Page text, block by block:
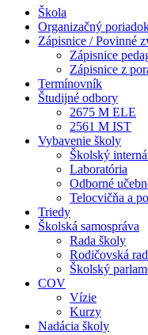
Škola
Organizačný
Zápisnice / Povinné
Zápisnice
Zápisnice z
Termínovník
Študijné odbory
2675 M ELE
2561 M IST
Vybavenie školy
Školský
Laboratória
Odborné
Telocvičňa a
Triedy
Školská samospráva
Rada školy
Rodičovská
Školský
COV
Vízie
Kurzy
Nadácia školy